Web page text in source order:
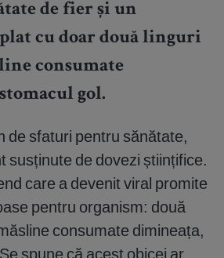
de fier și un
cu doar două linguri
consumate
gol.
de sfaturi pentru sănătate,
susținute de dovezi științifice.
care a devenit viral promite
pentru organism: două
consumate dimineața,
spune că acest obicei ar